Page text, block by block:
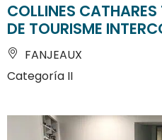
COLLINES
DE TOURISME
FANJEAUX
Categoría II